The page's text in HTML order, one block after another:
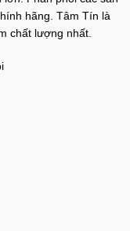
hãng. Tâm Tín là
chất lượng nhất.